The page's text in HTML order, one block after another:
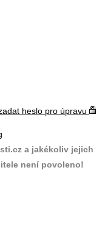
heslo pro úpravu
a jakékoliv jejich
není povoleno!